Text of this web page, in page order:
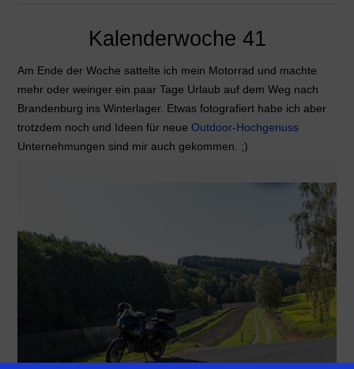
Kalenderwoche 41
Am Ende der Woche sattelte ich mein Motorrad und machte
mehr oder weinger ein paar Tage Urlaub auf dem Weg nach
Brandenburg ins Winterlager. Etwas fotografiert habe ich aber
trotzdem noch und Ideen für neue Outdoor-Hochgenuss
Unternehmungen sind mir auch gekommen. ;)